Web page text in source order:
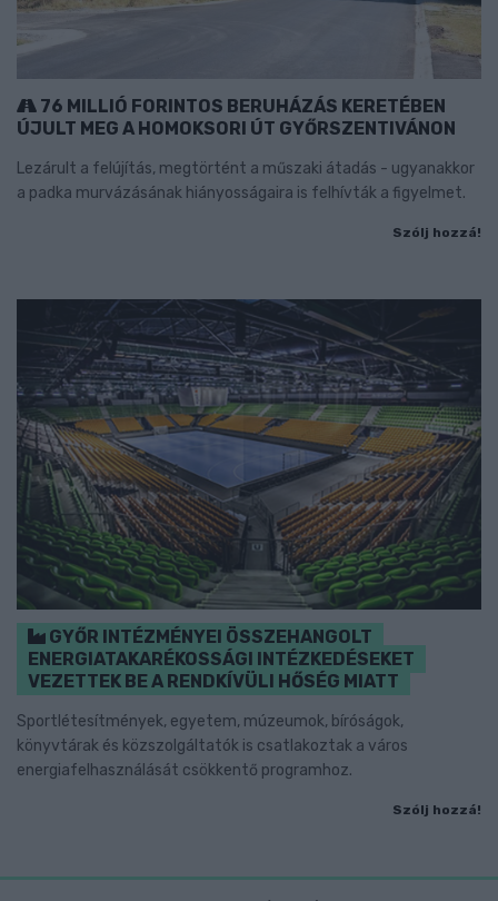
76 MILLIÓ FORINTOS BERUHÁZÁS KERETÉBEN
ÚJULT MEG A HOMOKSORI ÚT GYŐRSZENTIVÁNON
Lezárult a felújítás, megtörtént a műszaki átadás - ugyanakkor
a padka murvázásának hiányosságaira is felhívták a figyelmet.
Szólj hozzá!
GYŐR INTÉZMÉNYEI ÖSSZEHANGOLT
ENERGIATAKARÉKOSSÁGI INTÉZKEDÉSEKET
VEZETTEK BE A RENDKÍVÜLI HŐSÉG MIATT
Sportlétesítmények, egyetem, múzeumok, bíróságok,
könyvtárak és közszolgáltatók is csatlakoztak a város
energiafelhasználását csökkentő programhoz.
Szólj hozzá!